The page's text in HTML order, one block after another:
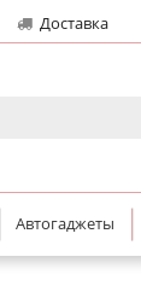
Доставка
Автогаджеты